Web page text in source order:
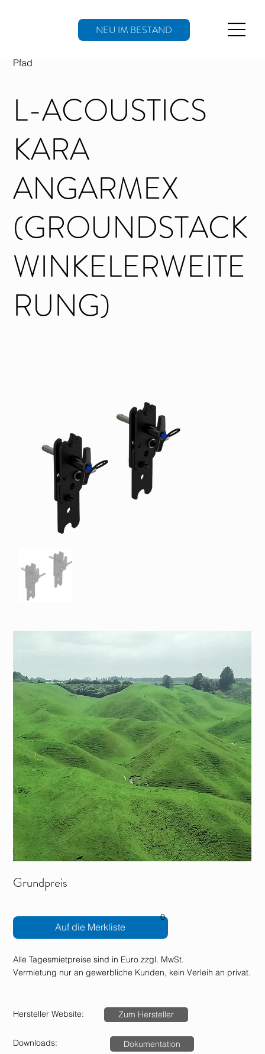
NEU IM BESTAND
L-ACOUSTICS
KARA
ANGARMEX
(GROUNDSTACK
WINKELERWEITE
RUNG)
Grundpreis
Auf die Merkliste
0
Alle Tagesmietpreise sind in Euro zzgl. MwSt.
Vermietung nur an gewerbliche Kunden, kein Verleih an privat.
Hersteller Website: Zum Hersteller
Downloads: Dokumentation
Pfad